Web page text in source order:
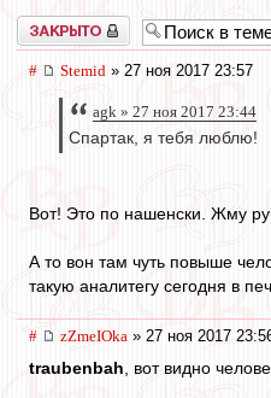
Закрыто
# Stemid » 27 ноя 2017 23:57
agk » 27 ноя 2017 23:44
Спартак, я тебя люблю!
Вот! Это по нашенски. Жму
А то вон там чуть повыше
такую аналитегу сегодня в
# zZmeIOka » 27 ноя 2017
traubenbah , вот видно